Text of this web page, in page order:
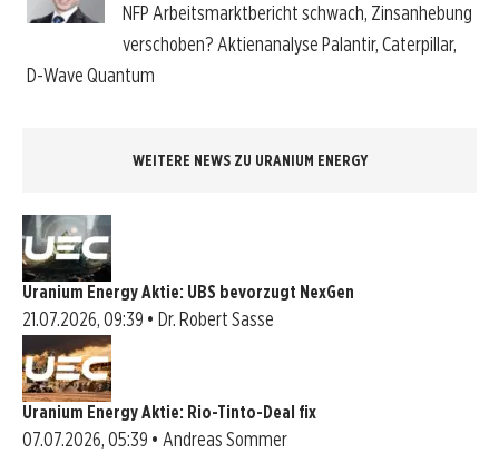
NFP Arbeitsmarktbericht schwach, Zinsanhebung
verschoben? Aktienanalyse Palantir, Caterpillar,
D-Wave Quantum
WEITERE NEWS ZU URANIUM ENERGY
Uranium Energy Aktie: UBS bevorzugt NexGen
21.07.2026, 09:39 • Dr. Robert Sasse
Uranium Energy Aktie: Rio-Tinto-Deal fix
07.07.2026, 05:39 • Andreas Sommer